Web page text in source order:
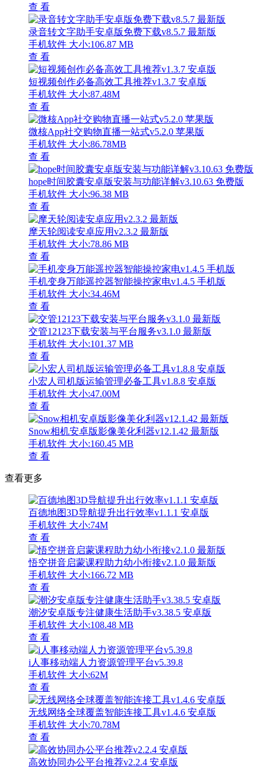
查 看
录音转文字助手安卓版免费下载v8.5.7 最新版
手机软件 大小:106.87 MB
查 看
短视频创作必备高效工具推荐v1.3.7 安卓版
手机软件 大小:87.48M
查 看
微核App社交购物直播一站式v5.2.0 苹果版
手机软件 大小:86.78MB
查 看
hope时间胶囊安卓版安装与功能详解v3.10.63 免费版
手机软件 大小:96.38 MB
查 看
摩天轮阅读安卓应用v2.3.2 最新版
手机软件 大小:78.86 MB
查 看
手机变身万能遥控器智能操控家电v1.4.5 手机版
手机软件 大小:34.46M
查 看
交管12123下载安装与平台服务v3.1.0 最新版
手机软件 大小:101.37 MB
查 看
小宏人司机版运输管理必备工具v1.8.8 安卓版
手机软件 大小:47.00M
查 看
Snow相机安卓版影像美化利器v12.1.42 最新版
手机软件 大小:160.45 MB
查 看
查看更多
百德地图3D导航提升出行效率v1.1.1 安卓版
手机软件 大小:74M
查 看
悟空拼音启蒙课程助力幼小衔接v2.1.0 最新版
手机软件 大小:166.72 MB
查 看
潮汐安卓版专注健康生活助手v3.38.5 安卓版
手机软件 大小:108.48 MB
查 看
i人事移动端人力资源管理平台v5.39.8
手机软件 大小:62M
查 看
无线网络全球覆盖智能连接工具v1.4.6 安卓版
手机软件 大小:70.78M
查 看
高效协同办公平台推荐v2.2.4 安卓版